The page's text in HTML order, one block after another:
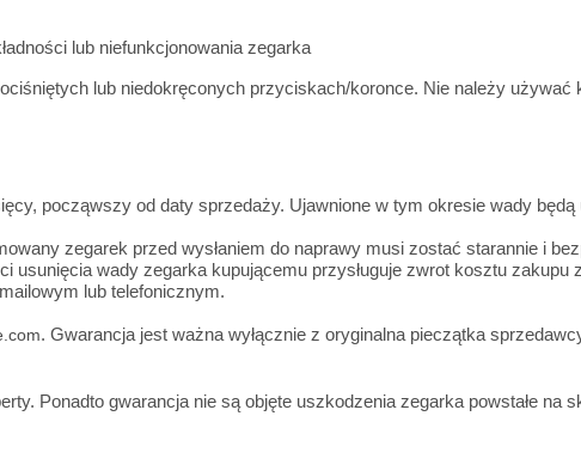
lub niefunkcjonowania zegarka
lub niedokręconych przyciskach/koronce. Nie należy
począwszy od daty sprzedaży. Ujawnione w tym okresie wady będą
zegarek przed wysłaniem do naprawy musi zostać starannie i
wady zegarka kupującemu przysługuje zwrot kosztu zakupu
lub telefonicznym.
. Gwarancja jest ważna wyłącznie z oryginalna pieczątka
Ponadto gwarancja nie są objęte uszkodzenia zegarka powstałe na